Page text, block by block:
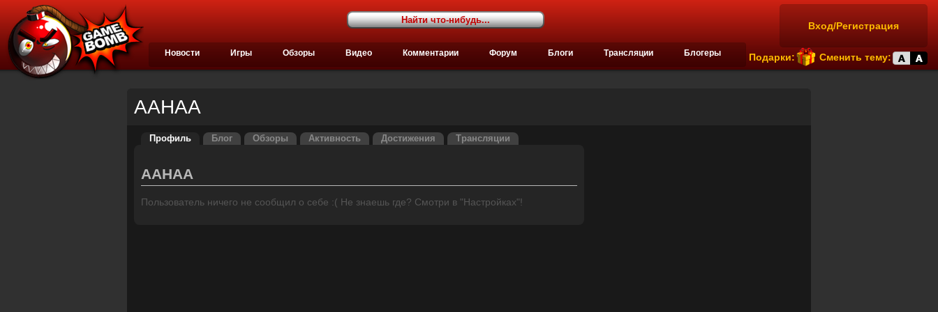
Вход/Регистрация
Подарки: Сменить тему:
Новости Игры Обзоры Видео Комментарии Форум Блоги Трансляции Блогеры
AAHAA
Профиль Блог Обзоры Активность Достижения Трансляции
AAHAA
Пользователь ничего не сообщил о себе :( Не знаешь где? Смотри в "Настройках"!